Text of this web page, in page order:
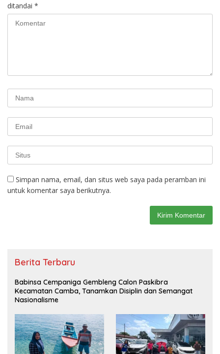
ditandai *
Simpan nama, email, dan situs web saya pada peramban ini
untuk komentar saya berikutnya.
Berita Terbaru
Babinsa Cempaniga Gembleng Calon Paskibra
Kecamatan Camba, Tanamkan Disiplin dan Semangat
Nasionalisme